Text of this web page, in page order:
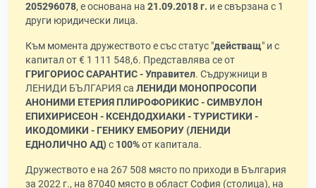
205296078, е основана на 21.09.2018 г. и е свързана с 1
други юридически лица.
Към момента дружеството е със статус "действащ" и с
капитал от € 1 111 548,6. Представлява се от
ГРИГОРИОС САРАНТИС - Управител. Съдружници в
ЛЕНИДИ БЪЛГАРИЯ са ЛЕНИДИ МОНОПРОСОПИ
АНОНИМИ ЕТЕРИЯ ПЛИРОФОРИКИС - СИМВУЛОН
ЕПИХИРИСЕОН - КСЕНДОДХИАКИ - ТУРИСТИКИ -
ИКОДОМИКИ - ГЕНИКУ ЕМБОРИУ (ЛЕНИДИ
ЕДНОЛИЧНО АД)с 100%от капитала.
Дружеството е на 267 508 място по приходи в България
за 2022 г., на 87040 място в област София (столица), на